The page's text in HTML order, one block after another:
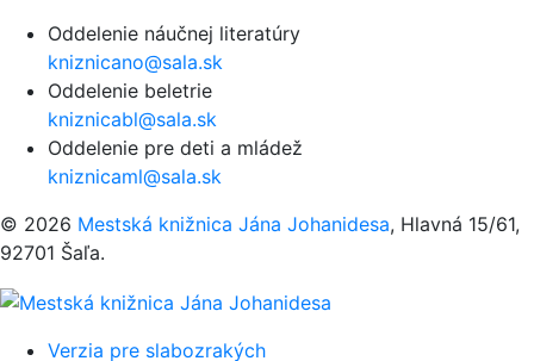
Oddelenie náučnej literatúry
kniznicano@sala.sk
Oddelenie beletrie
kniznicabl@sala.sk
Oddelenie pre deti a mládež
kniznicaml@sala.sk
© 2026 Mestská knižnica Jána Johanidesa, Hlavná 15/61,
92701 Šaľa.
Verzia pre slabozrakých